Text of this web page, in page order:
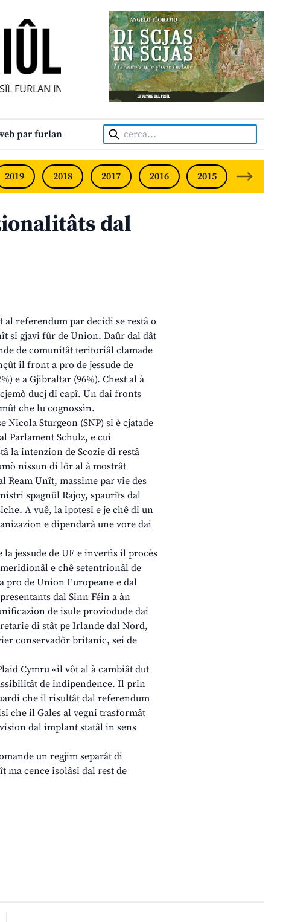
FURLAN INDIPENDENT • INDEPENDENT FRIULIAN MONTHLY
par furlan Cerca:
2019 2018 2017 2016 2015 2014
dal
referendum par decidi se restâ o
si gjavi fûr de Union. Daûr dal dât
de comunitât teritoriâl clamade
il front a pro de jessude de
e a Gjibraltar (96%). Chest al à
ducj di capî. Un dai fronts
che lu cognossìn.
Nicola Sturgeon (SNP) si è cjatade
Parlament Schulz, e cui
la intenzion de Scozie di restâ
nissun di lôr al à mostrât
Ream Unît, massime par vie des
spagnûl Rajoy, spaurîts dal
A vuê, la ipotesi e je chê di un
e dipendarà une vore dai
jessude de UE e invertìs il procès
e chê setentrionâl de
pro de Union Europeane e dal
dal Sinn Féin a àn
de isule proviodude dai
di stât pe Irlande dal Nord,
conservadôr britanic, sei de
Cymru «il vôt al à cambiât dut
de indipendence. Il prin
che il risultât dal referendum
che il Gales al vegni trasformât
dal implant statâl in sens
un regjim separât di
ma cence isolâsi dal rest de